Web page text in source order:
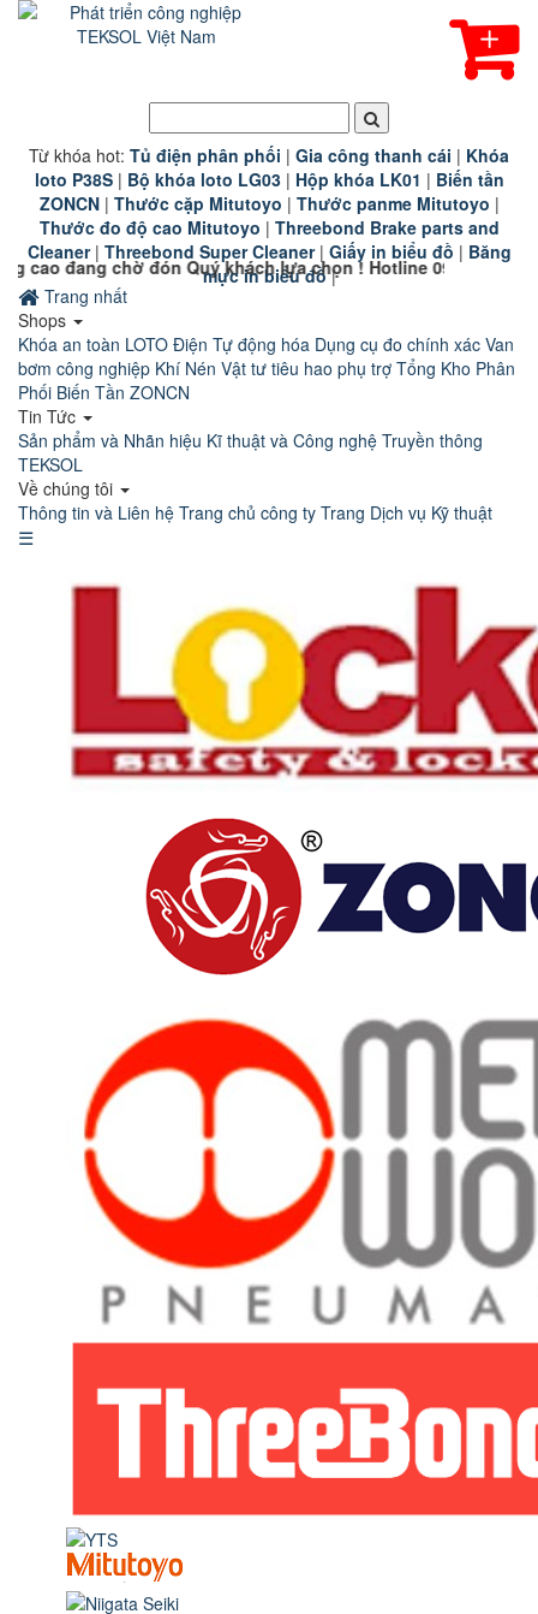
Từ khóa hot: Tủ điện phân phối | Gia công thanh cái | Khóa
loto P38S| Bộ khóa loto LG03| Hộp khóa LK01 | Biến tần
ZONCN| Thước cặp Mitutoyo | Thước panme Mitutoyo |
Thước đo độ cao Mitutoyo | Threebond Brake parts and
Cleaner| Threebond Super Cleaner| Giấy in biểu đồ | Băng
mực in biểu đồ |
Quý khách lựa chọn ! Hotline 0911 110 800
Trang nhất
Shops
Khóa an toàn LOTO Điện Tự động hóa Dụng cụ đo chính xác Van
bơm công nghiệp Khí Nén Vật tư tiêu hao phụ trợ Tổng Kho Phân
Phối Biến Tần ZONCN
Tin Tức
Sản phẩm và Nhãn hiệu Kĩ thuật và Công nghệ Truyền thông
TEKSOL
Về chúng tôi
Thông tin và Liên hệ Trang chủ công ty Trang Dịch vụ Kỹ thuật
☰